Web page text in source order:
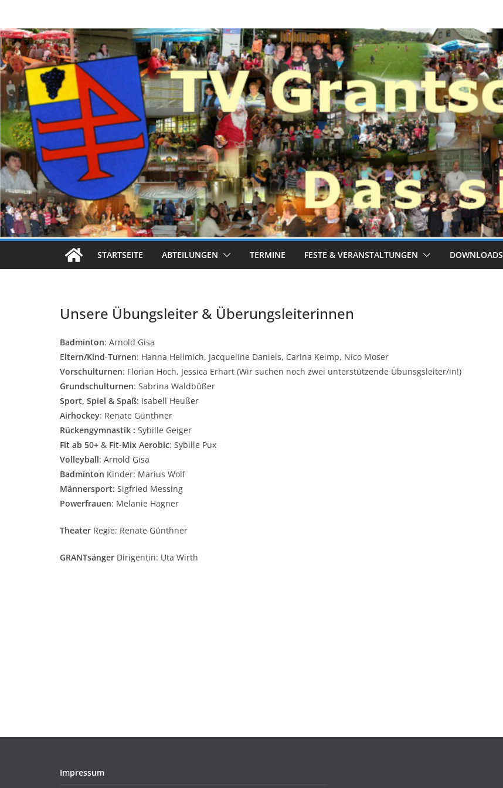
springen
STARTSEITE ABTEILUNGEN TERMINE FESTE & VERANSTALTUNGEN DOWNLOADS
Unsere Übungsleiter & Überungsleiterinnen
Badminton: Arnold Gisa
Eltern/Kind-Turnen: Hanna Hellmich, Jacqueline Daniels, Carina Keimp, Nico Moser
Vorschulturnen: Florian Hoch, Jessica Erhart (Wir suchen noch zwei unterstützende Übunsgsleiter/in!)
Grundschulturnen: Sabrina Waldbüßer
Sport, Spiel & Spaß: Isabell Heußer
Airhockey: Renate Günthner
Rückengymnastik : Sybille Geiger
Fit ab 50+ & Fit-Mix Aerobic: Sybille Pux
Volleyball: Arnold Gisa
Badminton Kinder: Marius Wolf
Männersport: Sigfried Messing
Powerfrauen: Melanie Hagner
Theater Regie: Renate Günthner
GRANTsänger Dirigentin: Uta Wirth
Impressum